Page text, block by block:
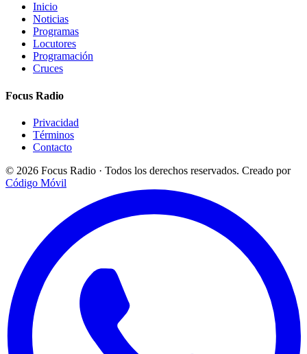
Inicio
Noticias
Programas
Locutores
Programación
Cruces
Focus Radio
Privacidad
Términos
Contacto
© 2026 Focus Radio · Todos los derechos reservados. Creado por
Código Móvil